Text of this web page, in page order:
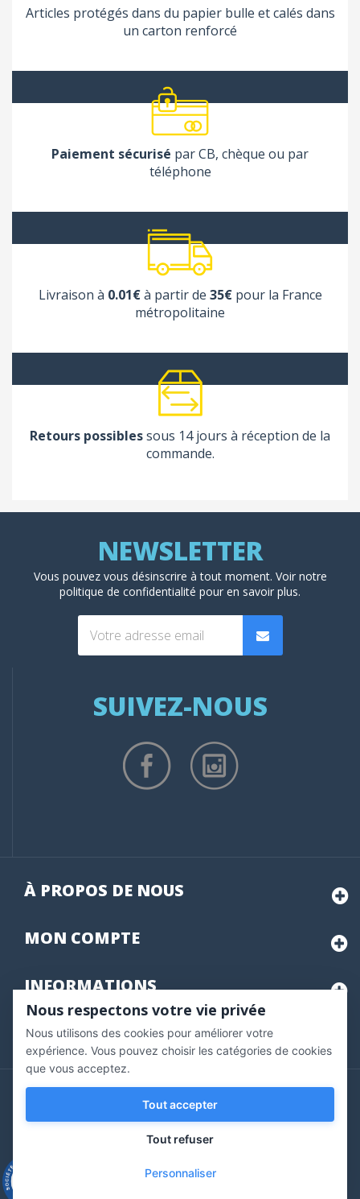
Articles protégés dans du papier bulle et calés dans
un carton renforcé
Paiement sécurisé par CB, chèque ou par
téléphone
Livraison à 0.01€à partir de 35€pour la France
métropolitaine
Retours possiblessous 14 jours à réception de la
commande.
Vous pouvez vous désinscrire à tout moment. Voir notre
politique de confidentialité pour en savoir plus.
SUIVEZ-NOUS
À PROPOS DE NOUS
MON COMPTE
INFORMATIONS
Marchand approuvé par la Société des Avis Garantis,
pour vérifier .
Copyright © 2020 Vernazobres Grego - tous droits
réservés.
Nous respectons votre vie privée
Nous utilisons des cookies pour améliorer votre
expérience. Vous pouvez choisir les catégories de cookies
que vous acceptez.
Tout accepter
Tout refuser
Personnaliser